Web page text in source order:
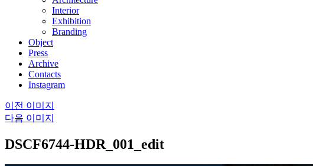
Interior
Exhibition
Branding
Object
Press
Archive
Contacts
Instagram
이전 이미지
다음 이미지
DSCF6744-HDR_001_edit